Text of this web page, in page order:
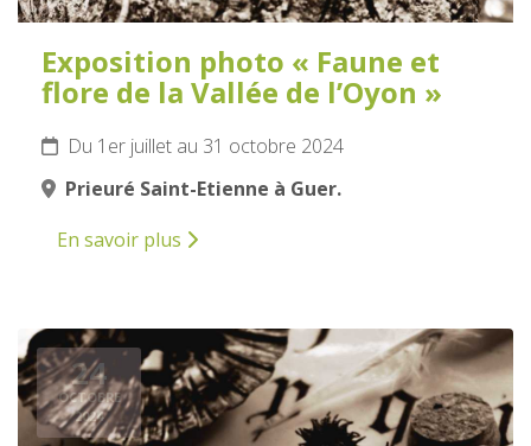
Exposition photo « Faune et
flore de la Vallée de l’Oyon »
Du 1er juillet au 31 octobre 2024
Prieuré Saint-Etienne à Guer.
En savoir plus
24
OCTOBRE
2024